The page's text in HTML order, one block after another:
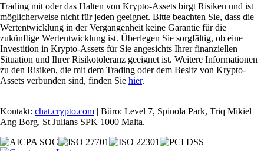
Trading mit oder das Halten von Krypto-Assets birgt Risiken und ist
möglicherweise nicht für jeden geeignet. Bitte beachten Sie, dass die
Wertentwicklung in der Vergangenheit keine Garantie für die
zukünftige Wertentwicklung ist. Überlegen Sie sorgfältig, ob eine
Investition in Krypto-Assets für Sie angesichts Ihrer finanziellen
Situation und Ihrer Risikotoleranz geeignet ist. Weitere Informationen
zu den Risiken, die mit dem Trading oder dem Besitz von Krypto-
Assets verbunden sind, finden Sie hier.
Kontakt: chat.crypto.com | Büro: Level 7, Spinola Park, Triq Mikiel
Ang Borg, St Julians SPK 1000 Malta.